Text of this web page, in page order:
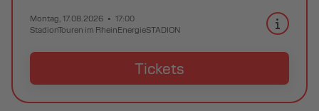
Montag, 17.08.2026
17:00
StadionTouren im RheinEnergieSTADION
Tickets